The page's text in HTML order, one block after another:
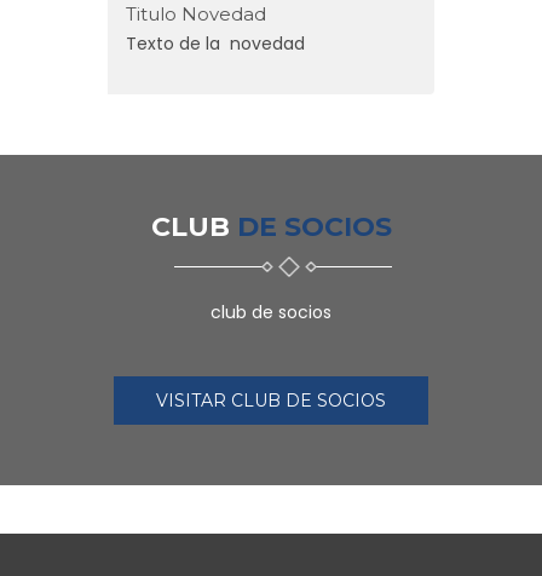
Titulo Novedad
Texto de la novedad
CLUB DE SOCIOS
club de socios
VISITAR CLUB DE SOCIOS